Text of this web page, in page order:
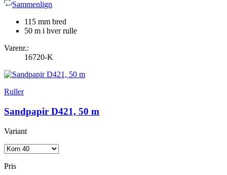
Sammenlign
115 mm bred
50 m i hver rulle
Varenr.:
16720-K
Ruller
Sandpapir D421, 50 m
Variant
Pris